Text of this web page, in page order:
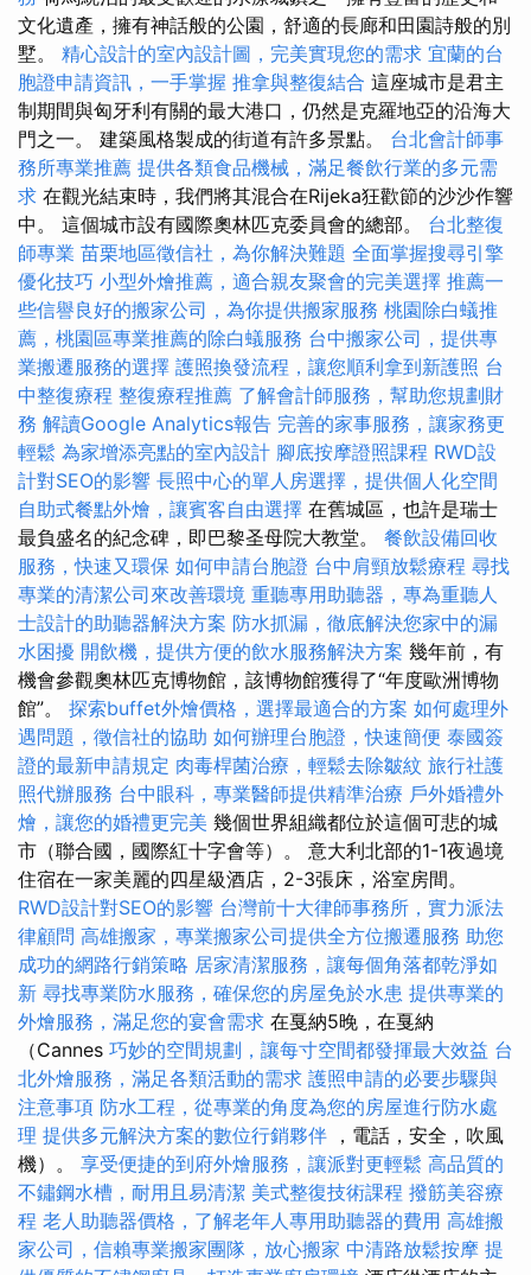
文化遺產，擁有神話般的公園，舒適的長廊和田園詩般的別
墅。 精心設計的室內設計圖，完美實現您的需求 宜蘭的台
胞證申請資訊，一手掌握 推拿與整復結合 這座城市是君主
制期間與匈牙利有關的最大港口，仍然是克羅地亞的沿海大
門之一。 建築風格製成的街道有許多景點。 台北會計師事
務所專業推薦 提供各類食品機械，滿足餐飲行業的多元需
求 在觀光結束時，我們將其混合在Rijeka狂歡節的沙沙作響
中。 這個城市設有國際奧林匹克委員會的總部。 台北整復
師專業 苗栗地區徵信社，為你解決難題 全面掌握搜尋引擎
優化技巧 小型外燴推薦，適合親友聚會的完美選擇 推薦一
些信譽良好的搬家公司，為你提供搬家服務 桃園除白蟻推
薦，桃園區專業推薦的除白蟻服務 台中搬家公司，提供專
業搬遷服務的選擇 護照換發流程，讓您順利拿到新護照 台
中整復療程 整復療程推薦 了解會計師服務，幫助您規劃財
務 解讀Google Analytics報告 完善的家事服務，讓家務更
輕鬆 為家增添亮點的室內設計 腳底按摩證照課程 RWD設
計對SEO的影響 長照中心的單人房選擇，提供個人化空間
自助式餐點外燴，讓賓客自由選擇 在舊城區，也許是瑞士
最負盛名的紀念碑，即巴黎圣母院大教堂。 餐飲設備回收
服務，快速又環保 如何申請台胞證 台中肩頸放鬆療程 尋找
專業的清潔公司來改善環境 重聽專用助聽器，專為重聽人
士設計的助聽器解決方案 防水抓漏，徹底解決您家中的漏
水困擾 開飲機，提供方便的飲水服務解決方案 幾年前，有
機會參觀奧林匹克博物館，該博物館獲得了“年度歐洲博物
館”。 探索buffet外燴價格，選擇最適合的方案 如何處理外
遇問題，徵信社的協助 如何辦理台胞證，快速簡便 泰國簽
證的最新申請規定 肉毒桿菌治療，輕鬆去除皺紋 旅行社護
照代辦服務 台中眼科，專業醫師提供精準治療 戶外婚禮外
燴，讓您的婚禮更完美 幾個世界組織都位於這個可悲的城
市（聯合國，國際紅十字會等）。 意大利北部的1-1夜過境
住宿在一家美麗的四星級酒店，2-3張床，浴室房間。
RWD設計對SEO的影響 台灣前十大律師事務所，實力派法
律顧問 高雄搬家，專業搬家公司提供全方位搬遷服務 助您
成功的網路行銷策略 居家清潔服務，讓每個角落都乾淨如
新 尋找專業防水服務，確保您的房屋免於水患 提供專業的
外燴服務，滿足您的宴會需求 在戛納5晚，在戛納
（Cannes 巧妙的空間規劃，讓每寸空間都發揮最大效益 台
北外燴服務，滿足各類活動的需求 護照申請的必要步驟與
注意事項 防水工程，從專業的角度為您的房屋進行防水處
理 提供多元解決方案的數位行銷夥伴 ，電話，安全，吹風
機）。 享受便捷的到府外燴服務，讓派對更輕鬆 高品質的
不鏽鋼水槽，耐用且易清潔 美式整復技術課程 撥筋美容療
程 老人助聽器價格，了解老年人專用助聽器的費用 高雄搬
家公司，信賴專業搬家團隊，放心搬家 中清路放鬆按摩 提